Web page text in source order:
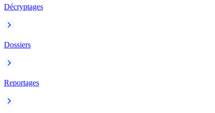
Décryptages
Dossiers
Reportages